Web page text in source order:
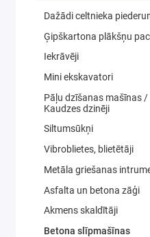
Dažādi celtnieka
Ģipškartona plākšņu
Iekrāvēji
Mini ekskavatori
Pāļu dzīšanas mašīnas /
Kaudzes dzinēji
Siltumsūkņi
Vibroblietes, blietētāji
Metāla griešanas
Asfalta un betona zāģi
Akmens skaldītāji
Betona slīpmašīnas